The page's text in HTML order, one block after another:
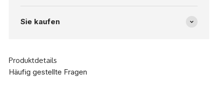
Sie kaufen
Produktdetails
Häufig gestellte Fragen